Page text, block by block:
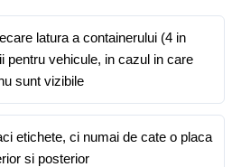
latura a containerului (4 in
pentru vehicule, in cazul in care
sunt vizibile
etichete, ci numai de cate o placa
si posterior